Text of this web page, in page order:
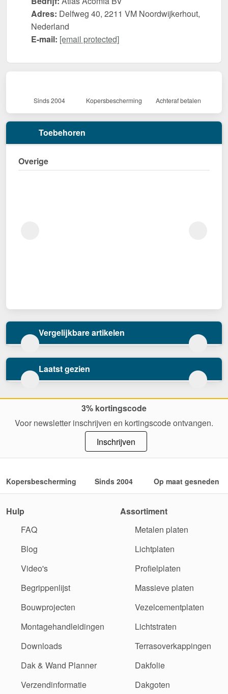
Adres: Delfweg 40, 2211 VM Noordwijkerhout,
Nederland
E-mail: [email protected]
Sinds 2004 Kopersbescherming Achteraf betalen
Toebehoren
Overige
Vergelijkbare artikelen
Laatst gezien
3% kortingscode
Voor newsletter inschrijven en kortingscode ontvangen.
Inschrijven
Kopersbescherming Sinds 2004 Op maat gesneden
Hulp
FAQ
Blog
Video's
Begrippenlijst
Bouwprojecten
Montagehandleidingen
Downloads
Dak & Wand Planner
Verzendinformatie
Assortiment
Metalen platen
Lichtplaten
Profielplaten
Massieve platen
Vezelcementplaten
Lichtstraten
Terrasoverkappingen
Dakfolie
Dakgoten